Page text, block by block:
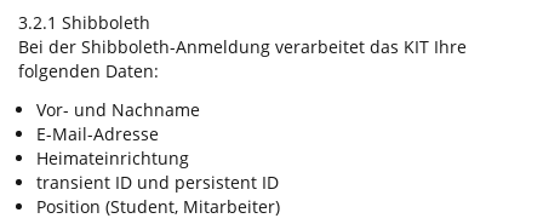
3.2.1 Shibboleth
Bei der Shibboleth-Anmeldung verarbeitet das KIT Ihre
folgenden Daten:
Vor- und Nachname
E-Mail-Adresse
Heimateinrichtung
transient ID und persistent ID
Position (Student, Mitarbeiter)